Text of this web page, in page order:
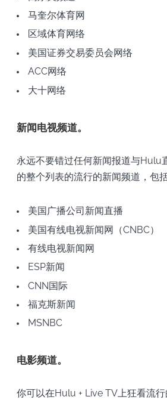
马奎尔体育网
区域体育网络
美国证券交易委员会网络
ACC网络
大十网络
新闻电视频道。
永远不要错过任何新闻报道与Hulu
的整个列表的流行的新闻频道，包括
美国广播公司新闻直播
美国有线电视新闻网（CNBC）
有线电视新闻网
ESP新闻
CNN国际
福克斯新闻
MSNBC
电影频道。
你可以在Hulu + Live TV上狂看流